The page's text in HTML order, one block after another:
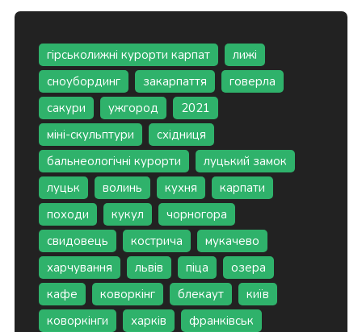
гірськолижні курорти карпат
лижі
сноубординг
закарпаття
говерла
сакури
ужгород
2021
міні-скульптури
східниця
бальнеологічні курорти
луцький замок
луцьк
волинь кухня
карпати
походи
кукул
чорногора
свидовець
кострича
мукачево
харчування
львів піца
озера
кафе
коворкінг блекаут
київ
коворкінги
харків
франківськ